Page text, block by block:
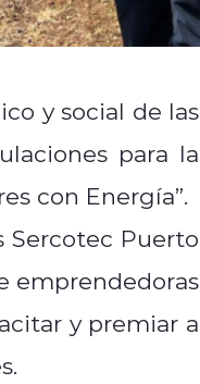
y social de las
para la
con Energía”.
Sercotec Puerto
emprendedoras
y premiar a